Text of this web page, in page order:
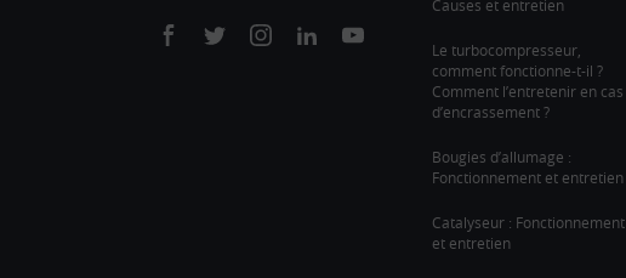
On
On
On
On
On
Causes et entretien
Le turbocompresseur,
comment fonctionne-t-il ?
Comment l’entretenir en cas
d’encrassement ?
Bougies d’allumage :
Fonctionnement et entretien
Catalyseur : Fonctionnement
et entretien